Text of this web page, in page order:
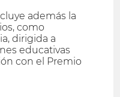
además la
como
dirigida a
educativas
con el Premio